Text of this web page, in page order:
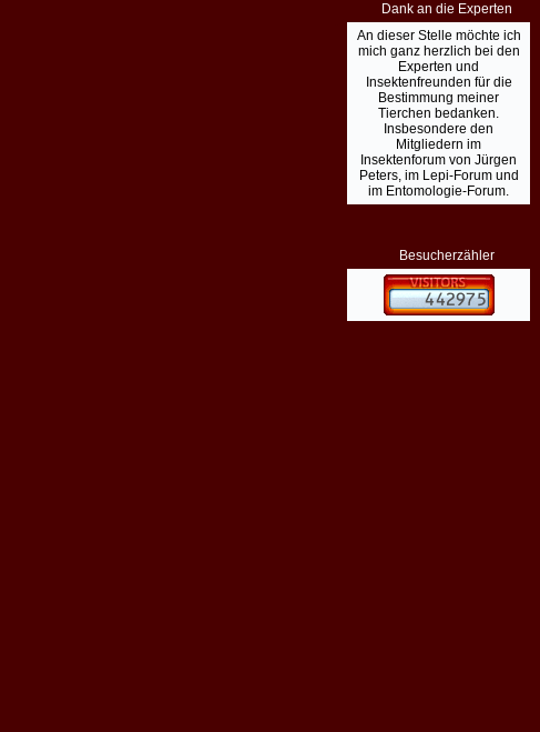
Dank an die Experten
An dieser Stelle möchte ich
mich ganz herzlich bei den
Experten und
Insektenfreunden für die
Bestimmung meiner
Tierchen bedanken.
Insbesondere den
Mitgliedern im
Insektenforum von Jürgen
Peters, im Lepi-Forum und
im Entomologie-Forum.
Besucherzähler